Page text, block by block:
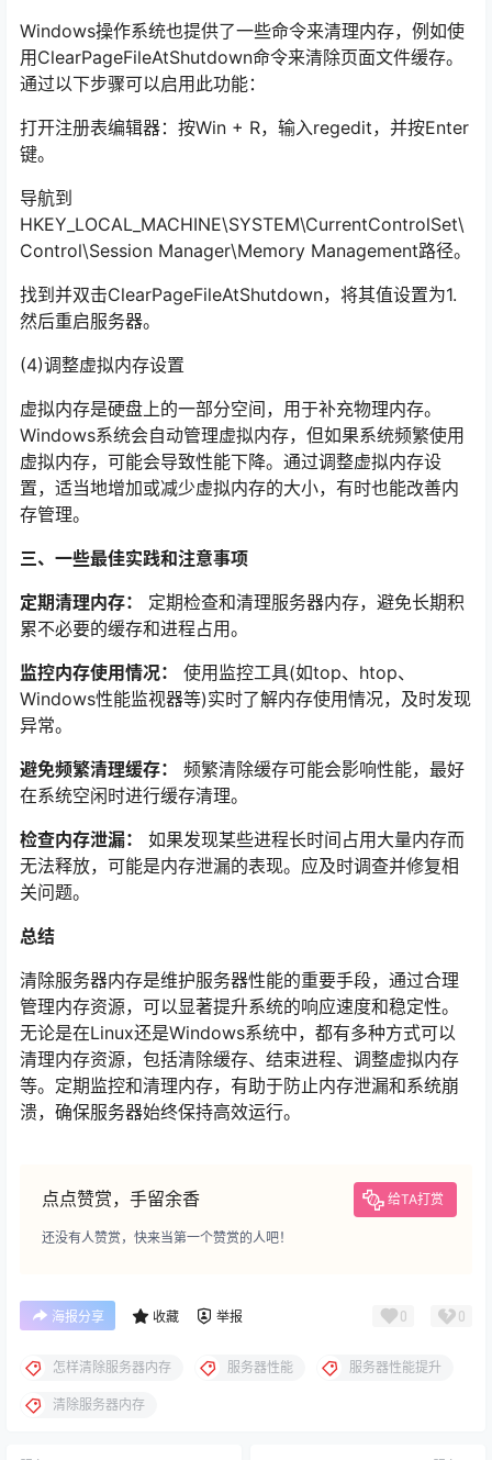
Windows操作系统也提供了一些命令来清理内存，例如使
用ClearPageFileAtShutdown命令来清除页面文件缓存。
通过以下步骤可以启用此功能：
打开注册表编辑器：按Win + R，输入regedit，并按Enter
键。
导航到
HKEY_LOCAL_MACHINE\SYSTEM\CurrentControlSet\
Control\Session Manager\Memory Management路径。
找到并双击ClearPageFileAtShutdown，将其值设置为1.
然后重启服务器。
(4)调整虚拟内存设置
虚拟内存是硬盘上的一部分空间，用于补充物理内存。
Windows系统会自动管理虚拟内存，但如果系统频繁使用
虚拟内存，可能会导致性能下降。通过调整虚拟内存设
置，适当地增加或减少虚拟内存的大小，有时也能改善内
存管理。
三、一些最佳实践和注意事项
定期清理内存：
定期检查和清理服务器内存，避免长期积
累不必要的缓存和进程占用。
监控内存使用情况：
使用监控工具(如top、htop、
Windows性能监视器等)实时了解内存使用情况，及时发现
异常。
避免频繁清理缓存：
频繁清除缓存可能会影响性能，最好
在系统空闲时进行缓存清理。
检查内存泄漏：
如果发现某些进程长时间占用大量内存而
无法释放，可能是内存泄漏的表现。应及时调查并修复相
关问题。
总结
清除服务器内存是维护服务器性能的重要手段，通过合理
管理内存资源，可以显著提升系统的响应速度和稳定性。
无论是在Linux还是Windows系统中，都有多种方式可以
清理内存资源，包括清除缓存、结束进程、调整虚拟内存
等。定期监控和清理内存，有助于防止内存泄漏和系统崩
溃，确保服务器始终保持高效运行。
点点赞赏，手留余香 给TA打赏
还没有人赞赏，快来当第一个赞赏的人吧！
海报分享 收藏 举报 0 0
怎样清除服务器内存 服务器性能 服务器性能提升
清除服务器内存